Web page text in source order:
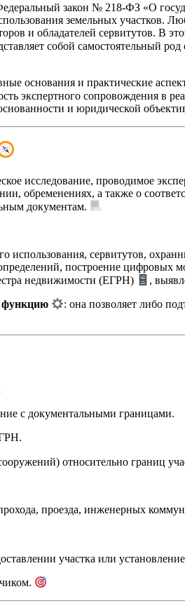
закон № 218-ФЗ «О
земельных участков.
и обладателей сервитутов. В
собой самостоятельный
основания и практические
экспертного сопровождения в
и юридической
исследование, проводимое
обременениях, а также о
документам.
использования, сервитутов,
построение цифровых
недвижимости (ЕГРН) ,
функцию
: она позволяет либо
с документальными границами.
относительно границ
проезда, инженерных
участка или